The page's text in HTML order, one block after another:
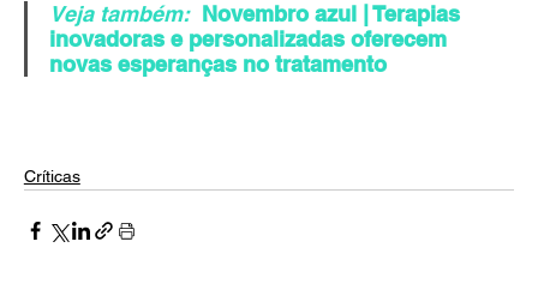
Veja também: Novembro azul | Terapias
inovadoras e personalizadas oferecem
novas esperanças no tratamento
Críticas